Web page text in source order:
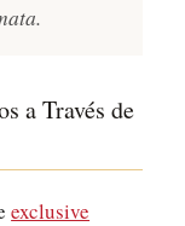
a Través de
exclusive